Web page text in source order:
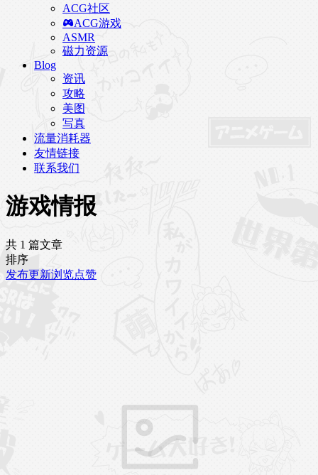
ACG社区
ACG游戏
ASMR
磁力资源
Blog
资讯
攻略
美图
写真
流量消耗器
友情链接
联系我们
游戏情报
共 1 篇文章
排序
发布更新浏览点赞